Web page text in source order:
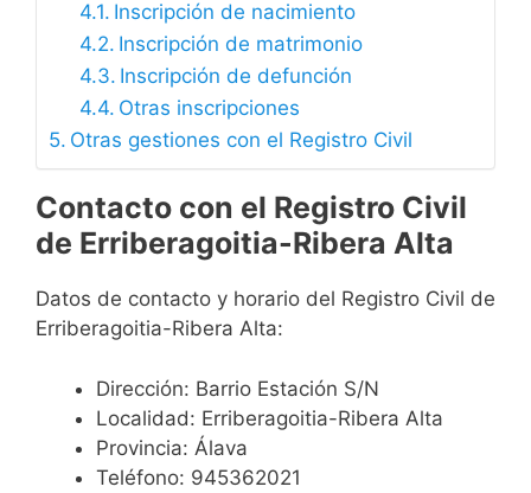
Inscripción de nacimiento
Inscripción de matrimonio
Inscripción de defunción
Otras inscripciones
Otras gestiones con el Registro Civil
Contacto con el Registro Civil
de Erriberagoitia-Ribera Alta
Datos de contacto y horario del Registro Civil de
Erriberagoitia-Ribera Alta:
Dirección: Barrio Estación S/N
Localidad: Erriberagoitia-Ribera Alta
Provincia: Álava
Teléfono: 945362021